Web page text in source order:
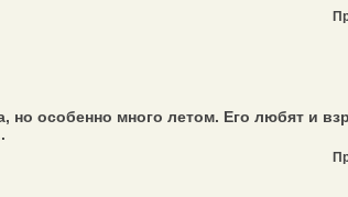
но особенно много летом. Его любят и